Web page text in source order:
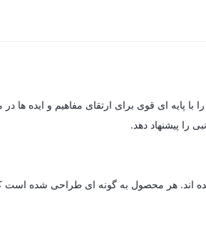
را پیشنهاد دهد.
اند. هر محصول به گونه ای طراحی شده است